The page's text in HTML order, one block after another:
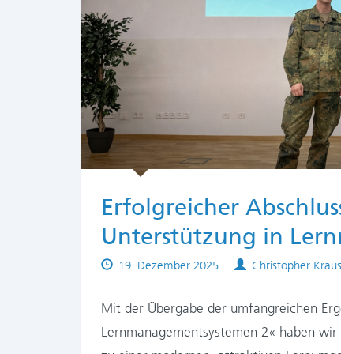
Erfolgreicher
Unterstützung in
Published
19. Dezember 2025 Authors
Christopher
Mit der Übergabe der umfangreichen
Lernmanagementsystemen 2« haben